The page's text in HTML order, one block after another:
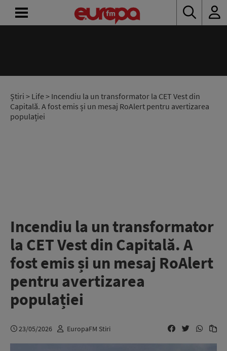
Știri > Life> Incendiu la un transformator la CET Vest din
Capitală. A fost emis și un mesaj RoAlert pentru avertizarea
populației
Incendiu la un transformator
la CET Vest din Capitală. A
fost emis și un mesaj RoAlert
pentru avertizarea
populației
23/05/2026 EuropaFM Stiri
RADIO
CONCURSURI